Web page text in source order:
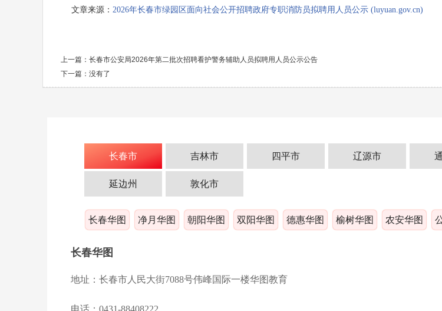
文章来源： 2026年长春市绿园区面向社会公开招聘政府专职消防员拟聘用人员公示 (luyuan.gov.cn)
上一篇： 长春市公安局2026年第二批次招聘看护警务辅助人员拟聘用人员公示公告
下一篇：没有了